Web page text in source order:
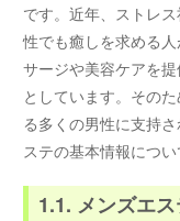
です。近年、ストレ
性でも癒しを求める
サージや美容ケアを
としています。その
る多くの男性に支持
ステの基本情報につい
1.1. メンズエ